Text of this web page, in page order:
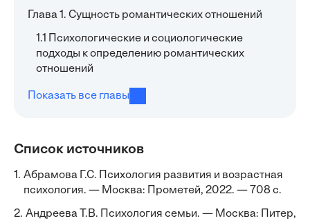
Глава 1. Сущность романтических отношений
1.1 Психологические и социологические
подходы к определению романтических
отношений
Показать все главы
Список источников
1. Абрамова Г.С. Психология развития и возрастная
психология. — Москва: Прометей, 2022. — 708 с.
2. Андреева Т.В. Психология семьи. — Москва: Питер,